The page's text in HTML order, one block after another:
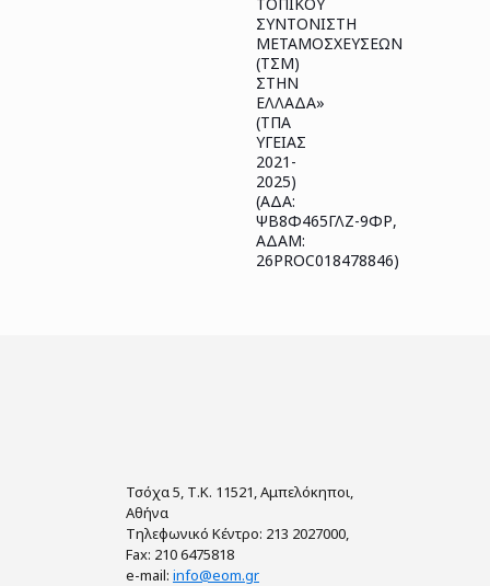
ΣΥΝΤΟΝΙΣΤΗ
ΜΕΤΑΜΟΣΧΕΥΣΕΩΝ
(ΤΣΜ)
ΣΤΗΝ
ΕΛΛΑΔΑ»
(ΤΠΑ
ΥΓΕΙΑΣ
2021-
2025)
(ΑΔΑ:
ΨΒ8Φ465ΓΛΖ-9ΦΡ,
ΑΔΑΜ:
26PROC018478846)
Τσόχα 5, Τ.Κ. 11521, Αμπελόκηποι,
Αθήνα
Τηλεφωνικό Κέντρο: 213 2027000,
Fax: 210 6475818
e-mail: info@eom.gr